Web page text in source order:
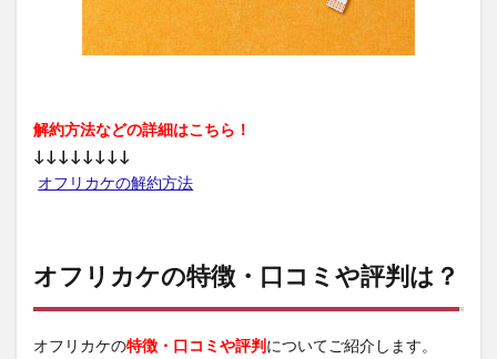
解約方法などの詳細はこちら！
↓↓↓↓↓↓↓↓
オフリカケの解約方法
オフリカケの特徴・口コミや評判は？
オフリカケの特徴・口コミや評判 についてご紹介します。